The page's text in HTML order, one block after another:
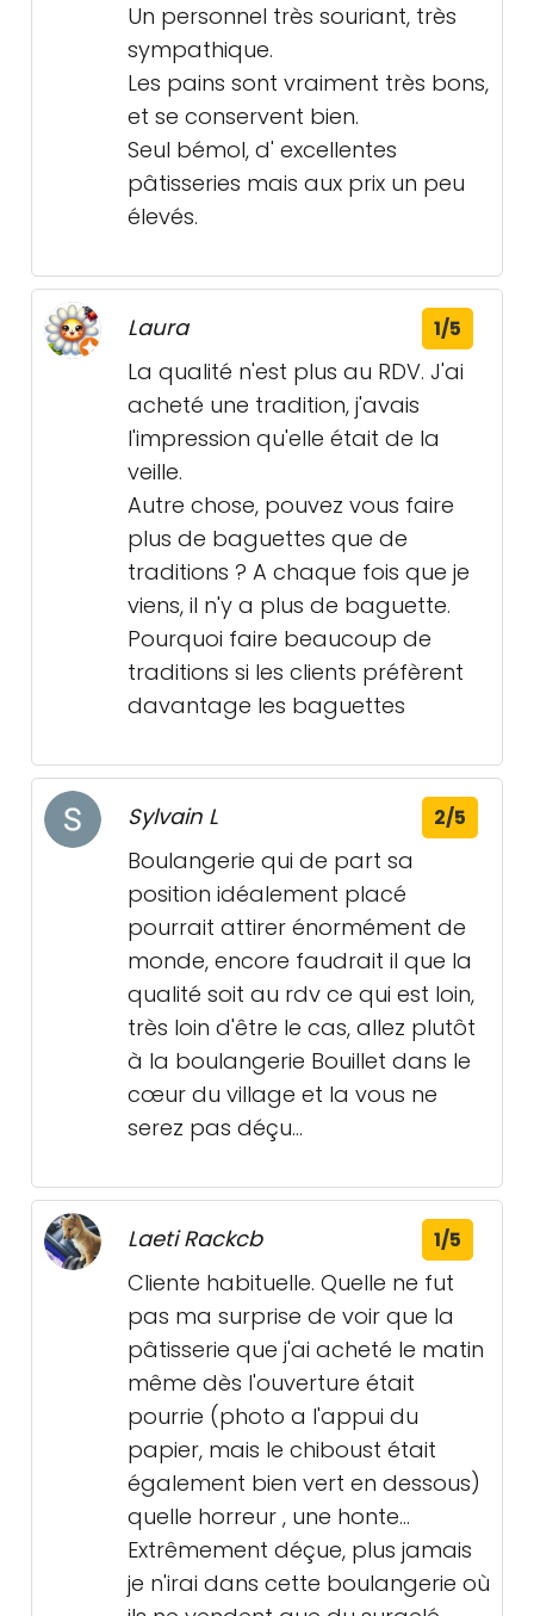
Un personnel très souriant, très
sympathique.
Les pains sont vraiment très bons,
et se conservent bien.
Seul bémol, d' excellentes
pâtisseries mais aux prix un peu
élevés.
Laura 1/5
La qualité n'est plus au RDV. J'ai
acheté une tradition, j'avais
l'impression qu'elle était de la
veille.
Autre chose, pouvez vous faire
plus de baguettes que de
traditions ? A chaque fois que je
viens, il n'y a plus de baguette.
Pourquoi faire beaucoup de
traditions si les clients préfèrent
davantage les baguettes
Sylvain L 2/5
Boulangerie qui de part sa
position idéalement placé
pourrait attirer énormément de
monde, encore faudrait il que la
qualité soit au rdv ce qui est loin,
très loin d'être le cas, allez plutôt
à la boulangerie Bouillet dans le
cœur du village et la vous ne
serez pas déçu...
Laeti Rackcb 1/5
Cliente habituelle. Quelle ne fut
pas ma surprise de voir que la
pâtisserie que j'ai acheté le matin
même dès l'ouverture était
pourrie (photo a l'appui du
papier, mais le chiboust était
également bien vert en dessous)
quelle horreur , une honte...
Extrêmement déçue, plus jamais
je n'irai dans cette boulangerie où